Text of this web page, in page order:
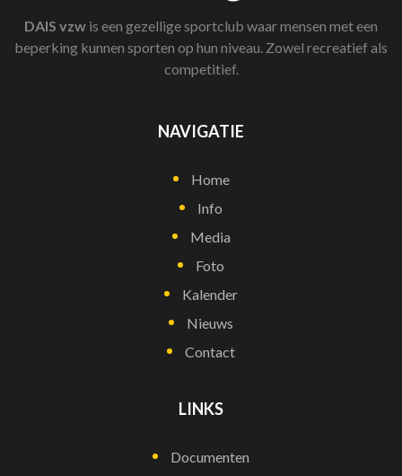
DAIS vzw is een gezellige sportclub waar mensen met een
beperking kunnen sporten op hun niveau. Zowel recreatief als
competitief.
NAVIGATIE
Home
Info
Media
Foto
Kalender
Nieuws
Contact
LINKS
Documenten